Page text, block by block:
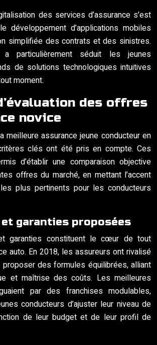
des services d’assurance s’est
développement d’applications mobiles
simplifiée des contrats et des sinistres.
a particulièrement séduit les jeunes
de solutions technologiques intuitives
moment.
des offres
novice
meilleure assurance jeune conducteur en
clés ont été pris en compte. Ces
d’établir une comparaison objective
offres du marché, en mettant l’accent
plus pertinents pour les conducteurs
garanties proposées
garanties constituent le cœur de tout
auto. En 2018, les assureurs ont rivalisé
proposer des formules équilibrées, alliant
et maîtrise des coûts. Les meilleures
par des franchises modulables,
conducteurs d’ajuster leur niveau de
de leur budget et de leur profil de